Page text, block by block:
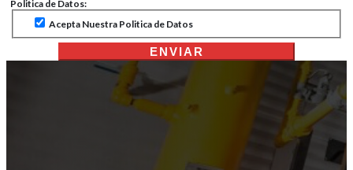
Politica de Datos:
Acepta Nuestra Politica de Datos
ENVIAR